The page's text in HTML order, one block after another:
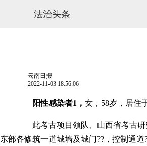
法治头条
云南日报
2022-11-03 18:56:06
阳性感染者1， 女，58岁，居住
此考古项目领队、山西省考古研究院
东部各修筑一道城墙及城门??，控制通道?